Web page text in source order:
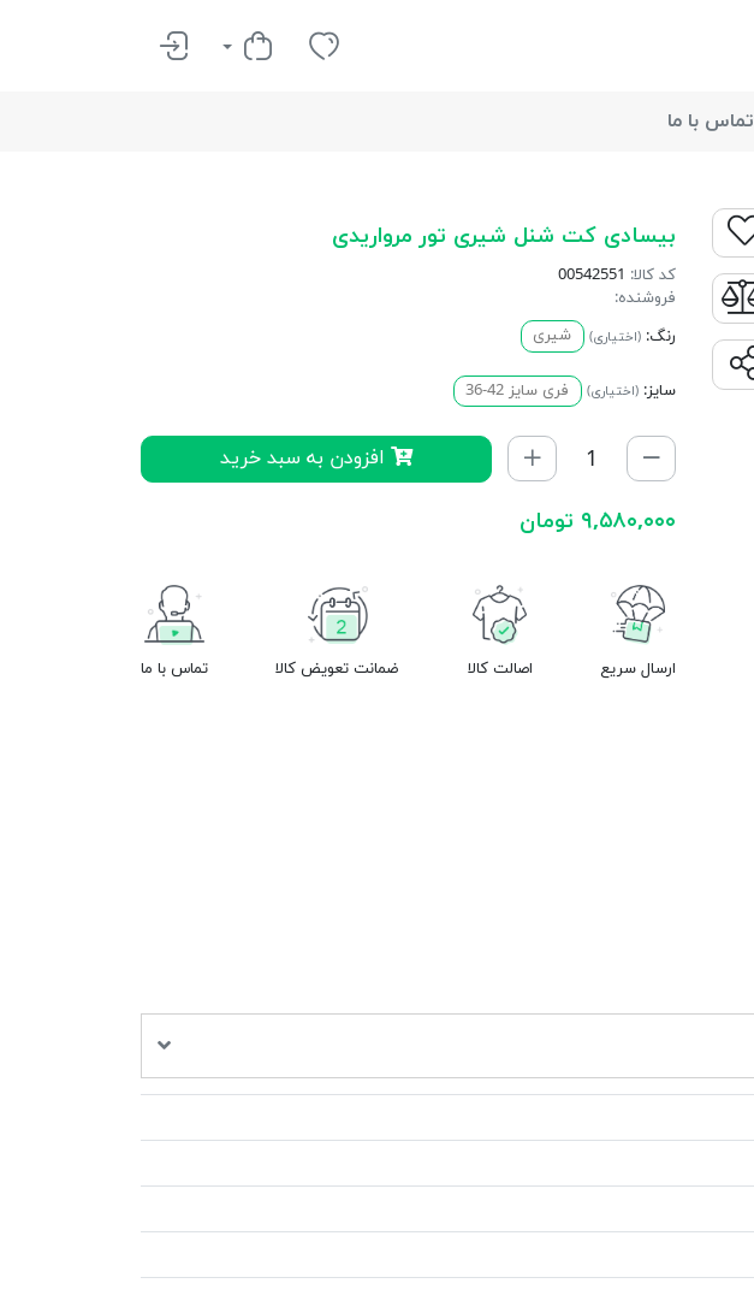
تماس با ما
بیسادی کت شنل شیری تور مرواریدی
کد کالا: 00542551
فروشنده:
رنگ: (اختیاری) شیری
سایز: (اختیاری) فری سایز 42-36
افزودن به سبد خرید
۹,۵۸۰,۰۰۰ تومان
ارسال سریع اصالت کالا ضمانت تعویض کالا تماس با ما